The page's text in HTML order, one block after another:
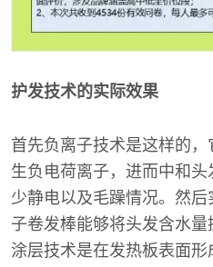
护发技术的实际效果
首先负离子技术是这样的
生负电荷离子，进而中和
少静电以及毛躁情况。然
子卷发棒能够将头发含水
涂层技术是在发热板表面